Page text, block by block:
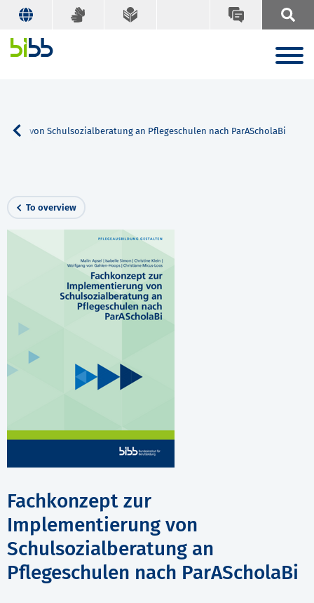
von Schulsozialberatung an Pflegeschulen nach ParAScholaBi
To overview
Fachkonzept zur
Implementierung von
Schulsozialberatung an
Pflegeschulen nach ParAScholaBi